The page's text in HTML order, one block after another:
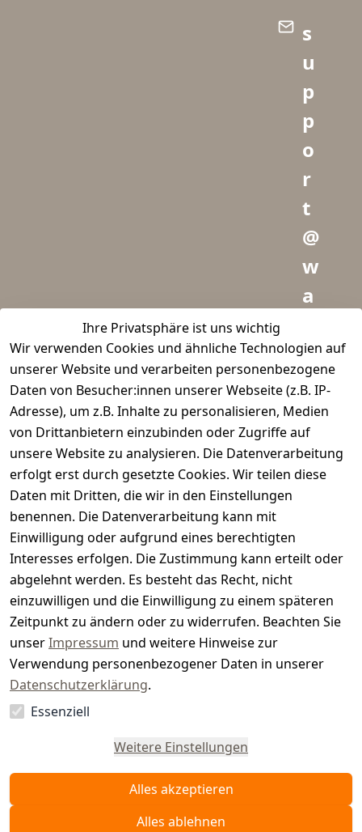
Ihre Privatsphäre ist uns wichtig
Wir verwenden Cookies und ähnliche Technologien auf
unserer Website und verarbeiten personenbezogene
Daten von Besucher:innen unserer Webseite (z.B. IP-
Adresse), um z.B. Inhalte zu personalisieren, Medien
von Drittanbietern einzubinden oder Zugriffe auf
unsere Website zu analysieren. Die Datenverarbeitung
erfolgt erst durch gesetzte Cookies. Wir teilen diese
Daten mit Dritten, die wir in den Einstellungen
benennen. Die Datenverarbeitung kann mit
Einwilligung oder aufgrund eines berechtigten
Interesses erfolgen. Die Zustimmung kann erteilt oder
abgelehnt werden. Es besteht das Recht, nicht
einzuwilligen und die Einwilligung zu einem späteren
Zeitpunkt zu ändern oder zu widerrufen. Beachten Sie
unserImpressum und weitere Hinweise zur
Verwendung personenbezogener Daten in unserer
Datenschutzerklärung.
Essenziell
Weitere Einstellungen
Alles akzeptieren
Alles ablehnen
s
u
p
p
o
r
t
@
w
a
d
m
e
i
s
r.
e
Vertrag
widerrufen